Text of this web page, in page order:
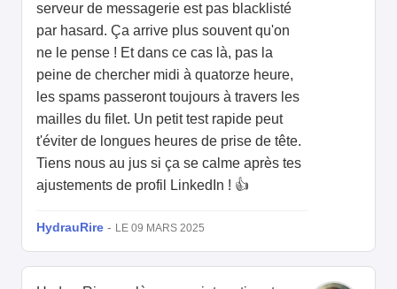
serveur de messagerie est pas blacklisté
par hasard. Ça arrive plus souvent qu'on
ne le pense ! Et dans ce cas là, pas la
peine de chercher midi à quatorze heure,
les spams passeront toujours à travers les
mailles du filet. Un petit test rapide peut
t'éviter de longues heures de prise de tête.
Tiens nous au jus si ça se calme après tes
ajustements de profil LinkedIn ! 👍
HydrauRire - LE 09 MARS 2025